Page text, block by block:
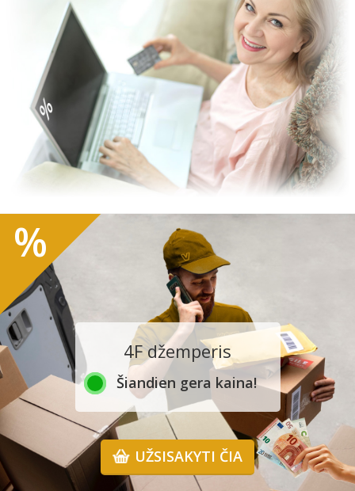
4F džemperis
Šiandien gera kaina!
UŽSISAKYTI ČIA
%